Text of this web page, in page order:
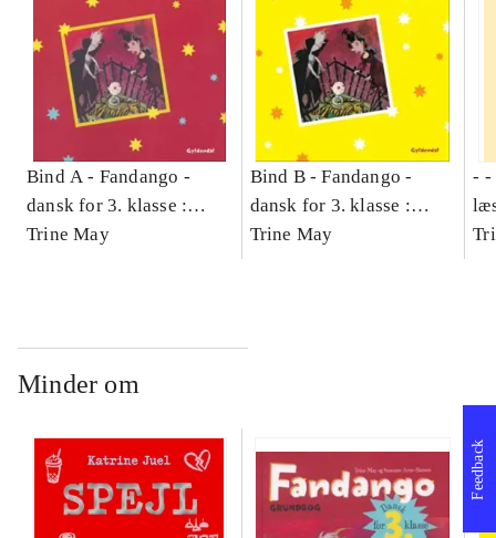
Bind A - Fandango -
dansk for 3. klasse :
grundbog -- Arbejdsbog.
Trine May
Bind B -Fandango -
dansk for 3. klasse :
grundbog -- Arbejdsbog.
Trine May
- -
-
Minder om
Feedback